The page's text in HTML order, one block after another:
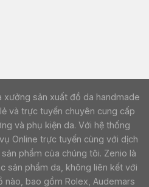
xưởng sản xuất đồ da handmade
và trực tuyến chuyên cung cấp
và phụ kiện da. Với hệ thống
Online trực tuyến cùng với dịch
phẩm của chúng tôi. Zenio là
sản phẩm da, không liên kết với
nào, bao gồm Rolex, Audemars